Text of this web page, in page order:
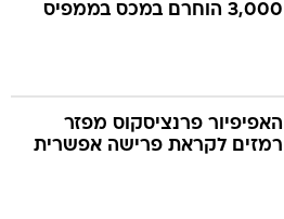
3,000 הוחרם במכס בממפיס
האפיפיור פרנציסקוס מפזר
רמזים לקראת פרישה אפשרית